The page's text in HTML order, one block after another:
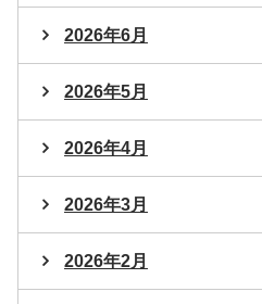
2026年6月
2026年5月
2026年4月
2026年3月
2026年2月